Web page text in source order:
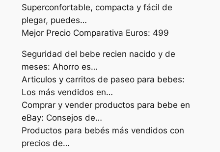
Superconfortable, compacta y fácil de
plegar, puedes…
Mejor Precio Comparativa Euros: 499
Seguridad del bebe recien nacido y de
meses: Ahorro es…
Articulos y carritos de paseo para bebes:
Los más vendidos en…
Comprar y vender productos para bebe en
eBay: Consejos de…
Productos para bebés más vendidos con
precios de…